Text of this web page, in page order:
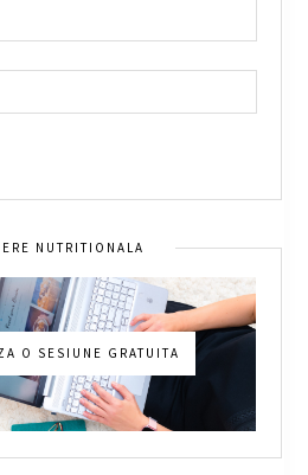
NUTRITIONALA
O SESIUNE GRATUITA